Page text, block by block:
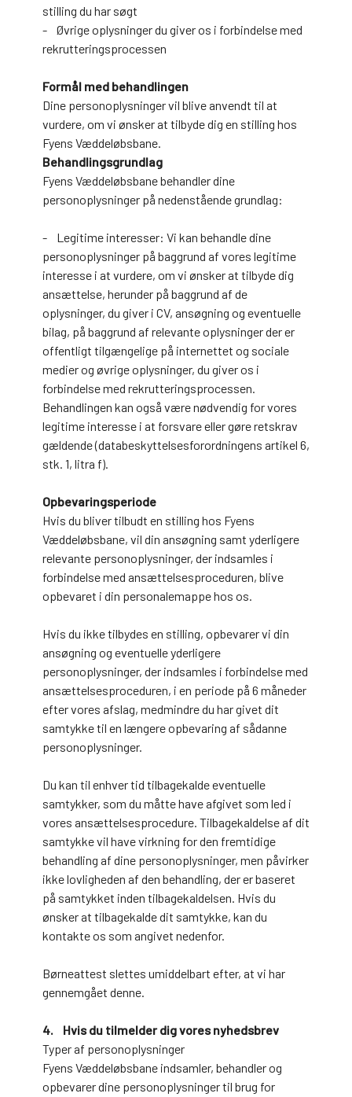
stilling du har søgt
- Øvrige oplysninger du giver os i forbindelse med
rekrutteringsprocessen
Formål med behandlingen
Dine personoplysninger vil blive anvendt til at
vurdere, om vi ønsker at tilbyde dig en stilling hos
Fyens Væddeløbsbane.
Behandlingsgrundlag
Fyens Væddeløbsbane behandler dine
personoplysninger på nedenstående grundlag:
- Legitime interesser: Vi kan behandle dine
personoplysninger på baggrund af vores legitime
interesse i at vurdere, om vi ønsker at tilbyde dig
ansættelse, herunder på baggrund af de
oplysninger, du giver i CV, ansøgning og eventuelle
bilag, på baggrund af relevante oplysninger der er
offentligt tilgængelige på internettet og sociale
medier og øvrige oplysninger, du giver os i
forbindelse med rekrutteringsprocessen.
Behandlingen kan også være nødvendig for vores
legitime interesse i at forsvare eller gøre retskrav
gældende (databeskyttelsesforordningens artikel 6,
stk. 1, litra f).
Opbevaringsperiode
Hvis du bliver tilbudt en stilling hos Fyens
Væddeløbsbane, vil din ansøgning samt yderligere
relevante personoplysninger, der indsamles i
forbindelse med ansættelsesproceduren, blive
opbevaret i din personalemappe hos os.
Hvis du ikke tilbydes en stilling, opbevarer vi din
ansøgning og eventuelle yderligere
personoplysninger, der indsamles i forbindelse med
ansættelsesproceduren, i en periode på 6 måneder
efter vores afslag, medmindre du har givet dit
samtykke til en længere opbevaring af sådanne
personoplysninger.
Du kan til enhver tid tilbagekalde eventuelle
samtykker, som du måtte have afgivet som led i
vores ansættelsesprocedure. Tilbagekaldelse af dit
samtykke vil have virkning for den fremtidige
behandling af dine personoplysninger, men påvirker
ikke lovligheden af den behandling, der er baseret
på samtykket inden tilbagekaldelsen. Hvis du
ønsker at tilbagekalde dit samtykke, kan du
kontakte os som angivet nedenfor.
Børneattest slettes umiddelbart efter, at vi har
gennemgået denne.
4. Hvis du tilmelder dig vores nyhedsbrev
Typer af personoplysninger
Fyens Væddeløbsbane indsamler, behandler og
opbevarer dine personoplysninger til brug for